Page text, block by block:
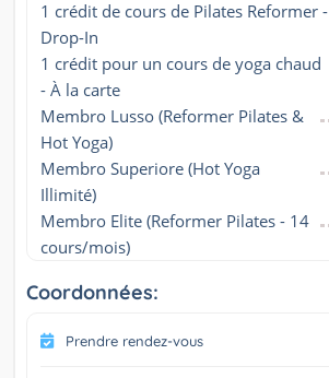
1 crédit de cours de Pilates Reformer -
Drop-In
1 crédit pour un cours de yoga chaud
- À la carte
Membro Lusso (Reformer Pilates &
Hot Yoga)
Membro Superiore (Hot Yoga
Illimité)
Membro Elite (Reformer Pilates - 14
cours/mois)
Coordonnées:
Prendre rendez-vous